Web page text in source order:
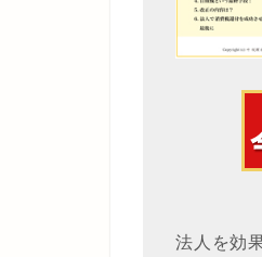
法人を効